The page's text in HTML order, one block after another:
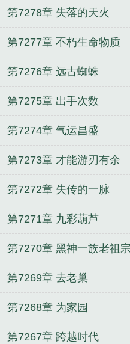
主角有几个女人啊 武神
尊楚长歌全文免费阅读
死？
传下去，这个王妃
警
震惊圣人！开局紫霄
承
重生乡村：救娇妻，
如你
下堂王妃狠绝色
册
模拟人生，开局从力
山村生活 卧龙岗上小童子
第7278章 失落的天火
第7277章 不朽生命物质
第7276章 远古蜘蛛
第7275章 出手次数
第7274章 气运昌盛
第7273章 才能游刃有余
第7272章 失传的一脉
第7271章 九彩葫芦
第7270章 黑神一族老祖宗
第7269章 去老巢
第7268章 为家园
第7267章 跨越时代